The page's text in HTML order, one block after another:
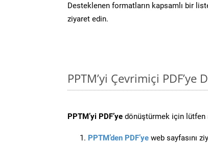
Desteklenen formatların kapsamlı bir
ziyaret edin.
PPTM’yi Çevrimiçi
PPTM’yi PDF’ye dönüştürmek için lütfen
PPTM’den PDF’ye web sayfasını